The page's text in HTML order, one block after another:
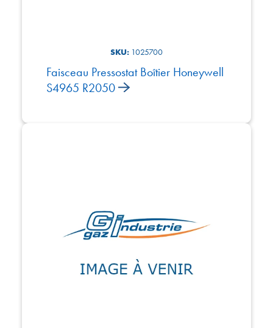
SKU: 1025700
Faisceau Pressostat Boîtier Honeywell
S4965 R2050